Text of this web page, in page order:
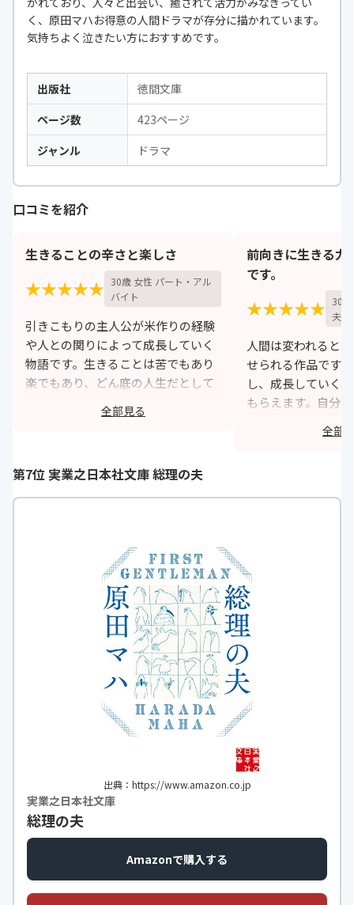
く、原田マハお得意の人間ドラマが存分に描かれています。
気持ちよく泣きたい方におすすめです。
出版社
徳間文庫
ページ数
423ページ
ジャンル
ドラマ
口コミを紹介
生きることの辛さと楽しさ
★★★★★ 30歳 女性 パート・アル
バイト
引きこもりの主人公が米作りの経験
や人との関りによって成長していく
物語です。生きることは苦でもあり
楽でもあり、どん底の人生だとして
なれるきっかけを見つけることで180
https://monita.online
全部見る
前向きに生きる力
です。
★★★★★ 30
夫）
人間は変われると
せられる作品です
し、成長していく
もらえます。自分
や、自分自身も幸
全部
第7位 実業之日本社文庫 総理の夫
出典：https://www.amazon.co.jp
実業之日本社文庫
総理の夫
Amazonで購入する